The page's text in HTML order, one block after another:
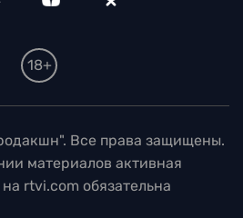
18+
Все права защищены.
материалов активная
rtvi.com обязательна